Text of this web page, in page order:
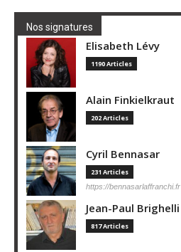
Nos signatures
Elisabeth Lévy
1190 Articles
Alain Finkielkraut
202 Articles
Cyril Bennasar
231 Articles
https://bennasarlaffranchi.fr
Jean-Paul Brighelli
817 Articles